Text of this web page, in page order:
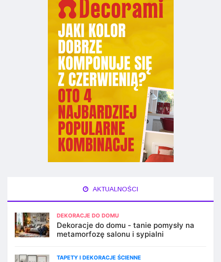
AKTUALNOŚCI
DEKORACJE DO DOMU
Dekoracje do domu - tanie pomysły na
metamorfozę salonu i sypialni
TAPETY I DEKORACJE ŚCIENNE